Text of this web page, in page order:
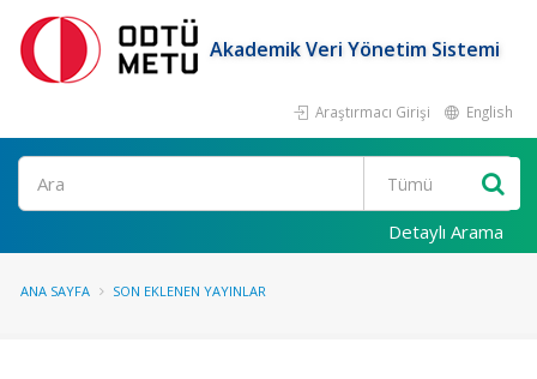
Akademik Veri Yönetim Sistemi
Araştırmacı Girişi English
Ara
Detaylı Arama
ANA SAYFA SON EKLENEN YAYINLAR